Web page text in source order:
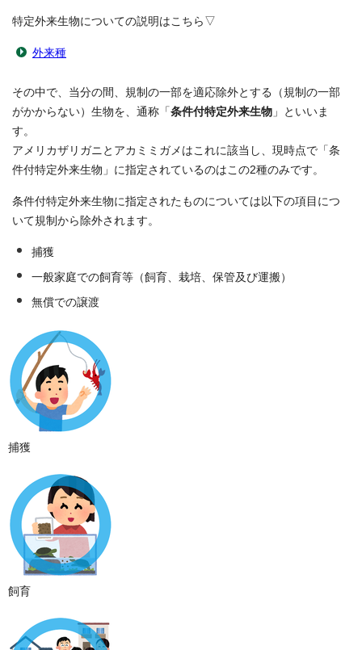
特定外来生物についての説明はこちら▽
外来種
その中で、当分の間、規制の一部を適応除外とする（規制の一部
がかからない）生物を、通称「条件付特定外来生物 」といいま
す。
アメリカザリガニとアカミミガメはこれに該当し、現時点で「条
件付特定外来生物」に指定されているのはこの2種のみです。
条件付特定外来生物に指定されたものについては以下の項目につ
いて規制から除外されます。
捕獲
一般家庭での飼育等（飼育、栽培、保管及び運搬）
無償での譲渡
捕獲
飼育